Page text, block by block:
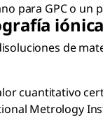
para GPC o un
iónica
de
cuantitativo
Metrology